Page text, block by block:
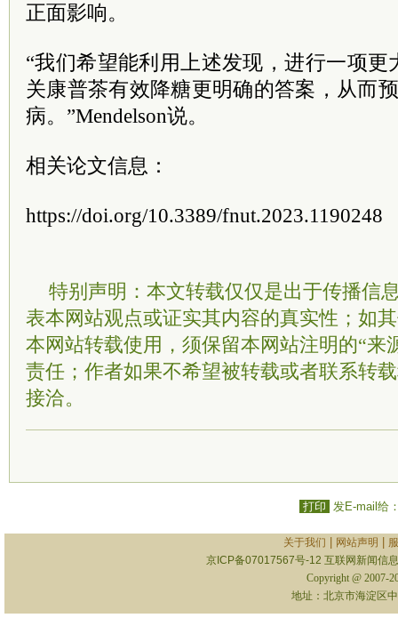
正面影响。
“我们希望能利用上述发现，进行一项
关康普茶有效降糖更明确的答案，从而
病。”Mendelson说。
相关论文信息：
https://doi.org/10.3389/fnut.2023.1190248
特别声明：本文转载仅仅是出于传播信
表本网站观点或证实其内容的真实性；如
本网站转载使用，须保留本网站注明的“来
责任；作者如果不希望被转载或者联系转
接洽。
打印 发E-mail给
关于我们 网站声明
京ICP备07017567号-12 互联网新闻信
Copyright @ 2007-
地址：北京市海淀区